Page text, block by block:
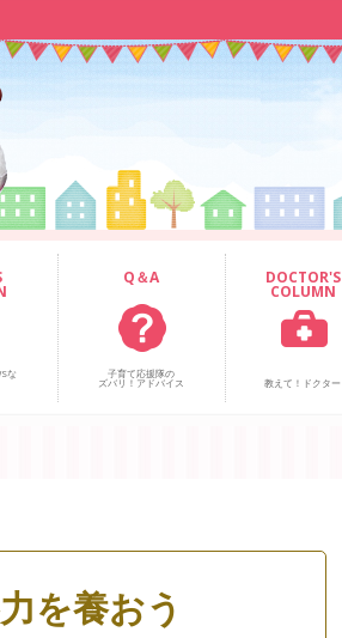
な
Q＆A
子育て応援隊の
ズバリ！アドバイス
DOCTOR'S
COLUMN
教えて！ドクター
を養おう